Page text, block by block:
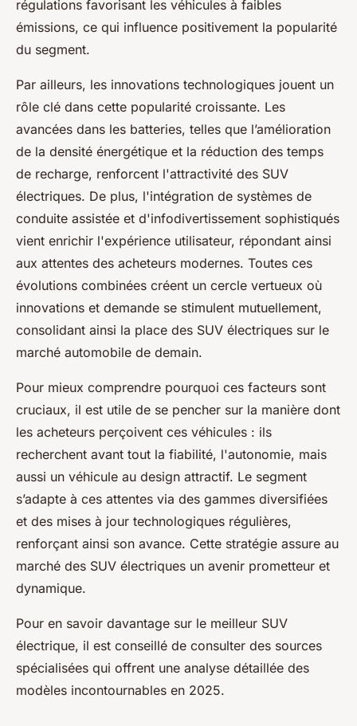
régulations favorisant les véhicules à faibles
émissions, ce qui influence positivement la popularité
du segment.
Par ailleurs, les innovations technologiques jouent un
rôle clé dans cette popularité croissante. Les
avancées dans les batteries, telles que l’amélioration
de la densité énergétique et la réduction des temps
de recharge, renforcent l'attractivité des SUV
électriques. De plus, l'intégration de systèmes de
conduite assistée et d'infodivertissement sophistiqués
vient enrichir l'expérience utilisateur, répondant ainsi
aux attentes des acheteurs modernes. Toutes ces
évolutions combinées créent un cercle vertueux où
innovations et demande se stimulent mutuellement,
consolidant ainsi la place des SUV électriques sur le
marché automobile de demain.
Pour mieux comprendre pourquoi ces facteurs sont
cruciaux, il est utile de se pencher sur la manière dont
les acheteurs perçoivent ces véhicules : ils
recherchent avant tout la fiabilité, l'autonomie, mais
aussi un véhicule au design attractif. Le segment
s’adapte à ces attentes via des gammes diversifiées
et des mises à jour technologiques régulières,
renforçant ainsi son avance. Cette stratégie assure au
marché des SUV électriques un avenir prometteur et
dynamique.
Pour en savoir davantage sur le meilleur SUV
électrique, il est conseillé de consulter des sources
spécialisées qui offrent une analyse détaillée des
modèles incontournables en 2025.